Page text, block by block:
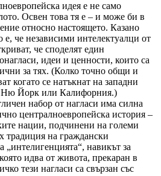
идея е не само
Освен това тя е – и може би в
относно настоящето. Казано
че независими интелектуалци от
че споделят един
идеи и ценности, които са
за тях. (Колко точно общи и
когато се натъкнат на западни
Ню Йорк или Калифорния.)
набор от нагласи има силна
централноевропейска история –
нации, подчинени на големи
традиция на граждански
„интелигенцията“, навикът за
идва от живота, прекаран в
тези нагласи са свързан със